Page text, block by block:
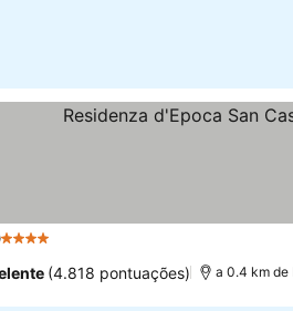
4 Estrelas
(4.818 pontuações) a 0.4 km de